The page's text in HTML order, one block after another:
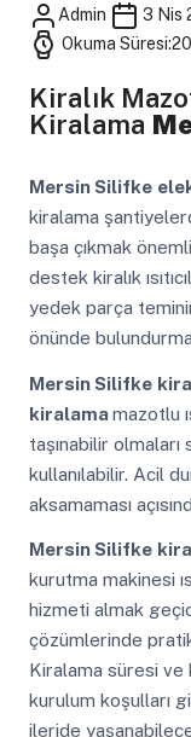
Admin 3 Nis
Okuma
Kiralık
Kiralama
Mersin Silifke
kiralama
başa çıkmak
destek kiralık
yedek parça
önünde
Mersin Silifke
kiralamamazotlu
taşınabilir
kullanılabilir. Acil
aksamaması
Mersin Silifke
kurutma makinesi
hizmeti almak
çözümlerinde
Kiralama süresi ve
kurulum koşulları
ileride